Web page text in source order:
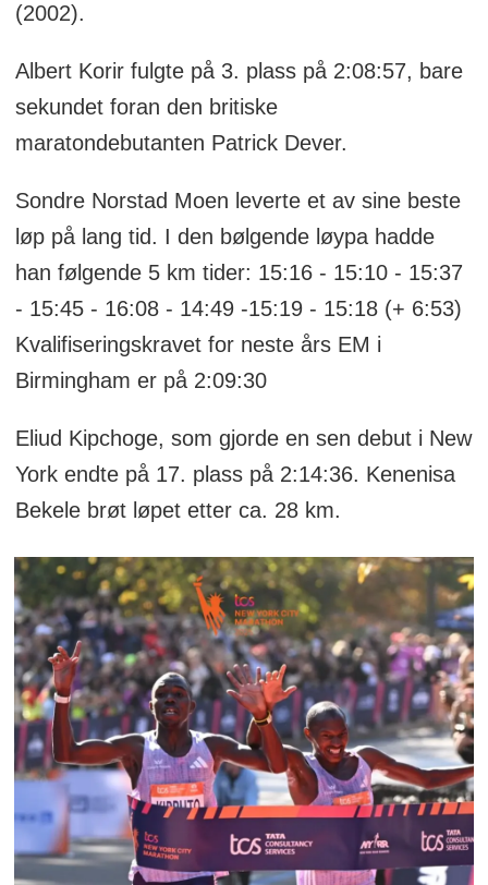
(2002).
Albert Korir fulgte på 3. plass på 2:08:57, bare
sekundet foran den britiske
maratondebutanten Patrick Dever.
Sondre Norstad Moen leverte et av sine beste
løp på lang tid. I den bølgende løypa hadde
han følgende 5 km tider: 15:16 - 15:10 - 15:37
- 15:45 - 16:08 - 14:49 -15:19 - 15:18 (+ 6:53)
Kvalifiseringskravet for neste års EM i
Birmingham er på 2:09:30
Eliud Kipchoge, som gjorde en sen debut i New
York endte på 17. plass på 2:14:36. Kenenisa
Bekele brøt løpet etter ca. 28 km.